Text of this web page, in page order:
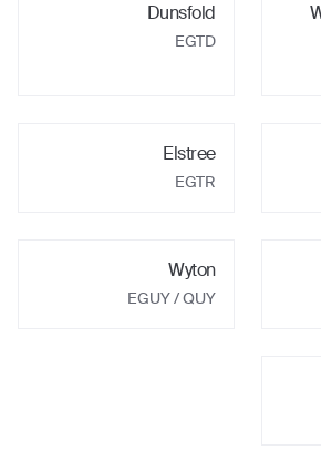
Dunsfold
EGTD
Elstree
EGTR
Wyton
EGUY/ QUY